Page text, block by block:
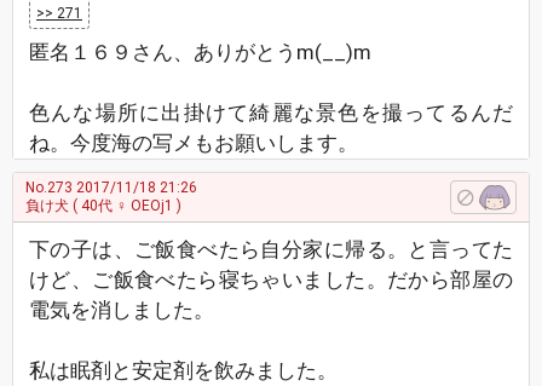
>> 271
匿名１６９さん、ありがとうm(__)m
色んな場所に出掛けて綺麗な景色を撮ってるんだ
ね。今度海の写メもお願いします。
No.273 2017/11/18 21:26
負け犬 ( 40代 ♀ OEOj1 )
下の子は、ご飯食べたら自分家に帰る。と言ってた
けど、ご飯食べたら寝ちゃいました。だから部屋の
電気を消しました。
私は眠剤と安定剤を飲みました。